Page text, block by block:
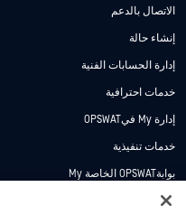
الاتصال بالدعم
إنشاء حالة
إدارة الحسابات الفنية
خدمات احترافية
إدارة My فيOPSWAT
خدمات تنفيذية
بوابةOPSWAT الخاصة My
وثائق تقنية